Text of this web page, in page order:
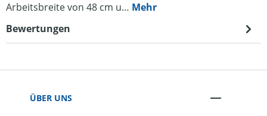
Arbeitsbreite von 48 cm u… Mehr
Bewertungen
ÜBER UNS